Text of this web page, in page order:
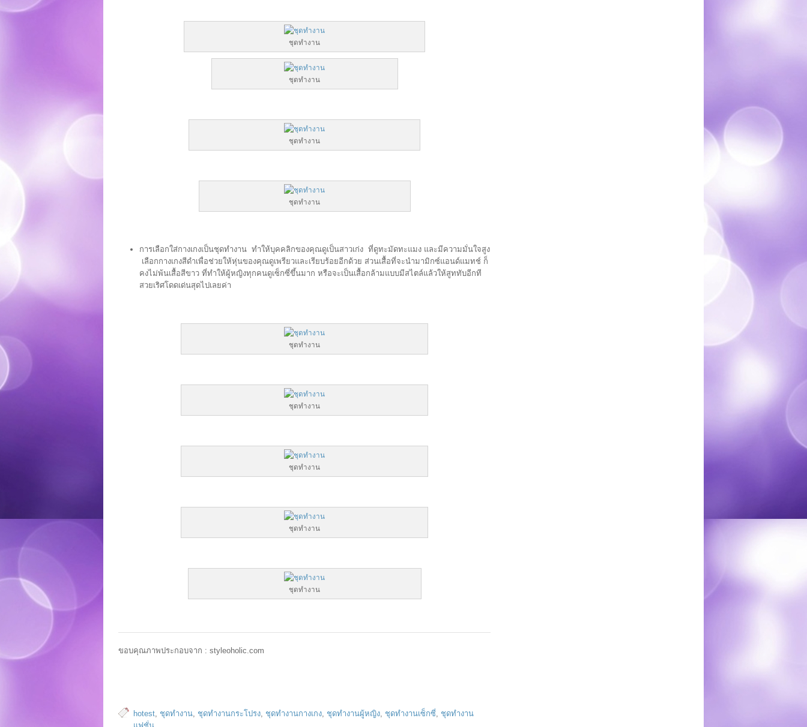
ชุดทำงาน
ชุดทำงาน
ชุดทำงาน
ชุดทำงาน
การเลือกใส่กางเกงเป็นชุดทำงาน ทำให้บุคคลิกของคุณดูเป็นสาวเก่ง ที่ดูทะมัดทะแมง และมีความมั่นใจสูง
เลือกกางเกงสีดำเพื่อช่วยให้หุ่นของคุณดูเพรียวและเรียบร้อยอีกด้วย ส่วนเสื้อที่จะนำมามิกซ์แอนด์แมทช์ ก็
คงไม่พ้นเสื้อสีขาว ที่ทำให้ผู้หญิงทุกคนดูเซ็กซี่ขึ้นมาก หรือจะเป็นเสื้อกล้ามแบบมีสไตล์แล้วให้สูททับอีกที
สวยเริศโดดเด่นสุดไปเลยค่า
ชุดทำงาน
ชุดทำงาน
ชุดทำงาน
ชุดทำงาน
ชุดทำงาน
ขอบคุณภาพประกอบจาก : styleoholic.com
hotest, ชุดทำงาน, ชุดทำงานกระโปรง, ชุดทำงานกางเกง, ชุดทำงานผู้หญิง, ชุดทำงานเซ็กซี่, ชุดทำงาน